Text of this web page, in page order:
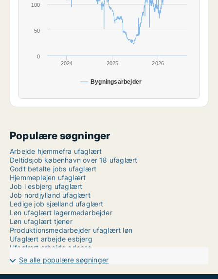
Bygningsarbejder
2024 2025 2026
0
50
100
Populære søgninger
Arbejde hjemmefra ufaglært
Deltidsjob københavn over 18 ufaglært
Godt betalte jobs ufaglært
Hjemmeplejen ufaglært
Job i esbjerg ufaglært
Job nordjylland ufaglært
Ledige job sjælland ufaglært
Løn ufaglært lagermedarbejder
Løn ufaglært tjener
Produktionsmedarbejder ufaglært løn
Ufaglært arbejde esbjerg
Ufaglært arbejde odense
Ufaglært job bornholm
Ufaglært job herning
Ufaglært job holbæk
Se alle populære søgninger